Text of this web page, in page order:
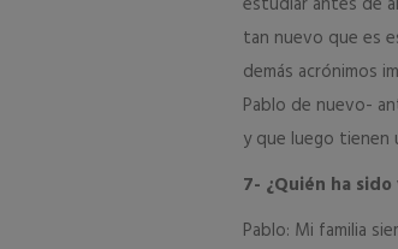
tan nuevo que es
demás acrónimos
Pablo de nuevo-
y que luego tienen
7- ¿Quién ha
Pablo: Mi familia